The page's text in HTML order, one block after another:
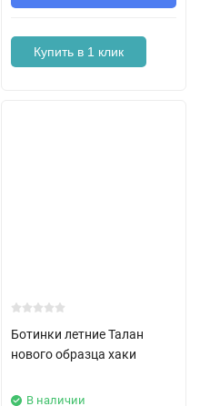
Купить в 1 клик
Ботинки летние Талан
нового образца хаки
В наличии